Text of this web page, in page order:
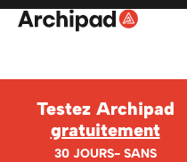
Testez Archipad
gratuitement
30 JOURS- SANS